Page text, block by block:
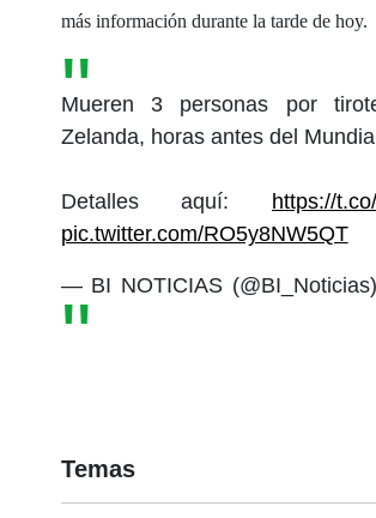
más información durante la tarde de hoy.
Mueren 3 personas por
Zelanda, horas antes del
Detalles aquí: https://
pic.twitter.com/RO5y8NW5QT
— BI NOTICIAS (@BI_Noticias)
Temas